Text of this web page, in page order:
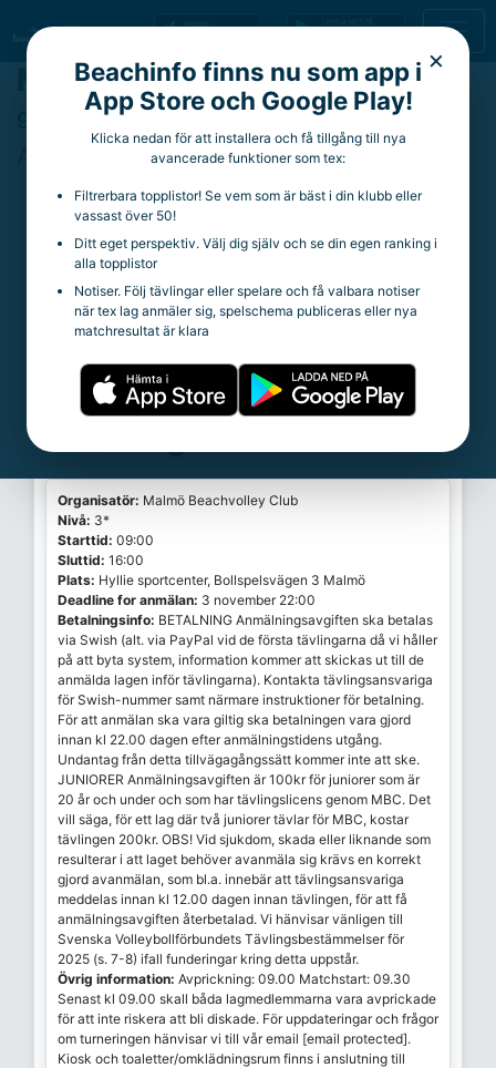
×
Beachinfo finns nu som app i
App Store och Google Play!
Klicka nedan för att installera och få tillgång till nya
avancerade funktioner som tex:
Filtrerbara topplistor! Se vem som är bäst i din klubb eller
vassast över 50!
Ditt eget perspektiv. Välj dig själv och se din egen ranking i
alla topplistor
Notiser. Följ tävlingar eller spelare och få valbara notiser
när tex lag anmäler sig, spelschema publiceras eller nya
matchresultat är klara
MBC SBT3* Herr 9/11
9 november 2025
Genvägar
Gruppspel
A-slutspel
Resultat
Turneringsinformation
Organisatör: Malmö Beachvolley Club
Nivå: 3*
Starttid: 09:00
Sluttid: 16:00
Plats: Hyllie sportcenter, Bollspelsvägen 3 Malmö
Deadline for anmälan: 3 november 22:00
Betalningsinfo: BETALNING Anmälningsavgiften ska betalas
via Swish (alt. via PayPal vid de första tävlingarna då vi håller
på att byta system, information kommer att skickas ut till de
anmälda lagen inför tävlingarna). Kontakta tävlingsansvariga
för Swish-nummer samt närmare instruktioner för betalning.
För att anmälan ska vara giltig ska betalningen vara gjord
innan kl 22.00 dagen efter anmälningstidens utgång.
Undantag från detta tillvägagångssätt kommer inte att ske.
JUNIORER Anmälningsavgiften är 100kr för juniorer som är
20 år och under och som har tävlingslicens genom MBC. Det
vill säga, för ett lag där två juniorer tävlar för MBC, kostar
tävlingen 200kr. OBS! Vid sjukdom, skada eller liknande som
resulterar i att laget behöver avanmäla sig krävs en korrekt
gjord avanmälan, som bl.a. innebär att tävlingsansvariga
meddelas innan kl 12.00 dagen innan tävlingen, för att få
anmälningsavgiften återbetalad. Vi hänvisar vänligen till
Svenska Volleybollförbundets Tävlingsbestämmelser för
2025 (s. 7-8) ifall funderingar kring detta uppstår.
Övrig information: Avprickning: 09.00 Matchstart: 09.30
Senast kl 09.00 skall båda lagmedlemmarna vara avprickade
för att inte riskera att bli diskade. För uppdateringar och frågor
om turneringen hänvisar vi till vår email [email protected].
Kiosk och toaletter/omklädningsrum finns i anslutning till